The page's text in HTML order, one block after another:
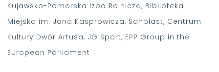
Kujawsko-Pomorska Izba Rolnicza, Biblioteka
Miejska im. Jana Kasprowicza, Sanplast, Centrum
Kultury Dwór Artusa, JG Sport, EPP Group in the
European Parliament